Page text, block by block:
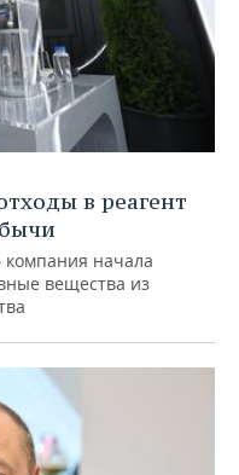
в реагент
начала
вещества из